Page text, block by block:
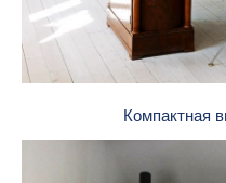
Компактная